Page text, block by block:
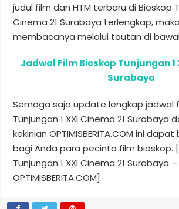
judul film dan HTM terbaru di Bioskop
Cinema 21 Surabaya terlengkap,
membacanya melalui tautan di
Jadwal Film Bioskop Tunjungan 1
Surabaya
Semoga saja update lengkap jadwal
Tunjungan 1 XXI Cinema 21 Surabaya
kekinian OPTIMISBERITA.COM ini
bagi Anda para pecinta film bioskop.
Tunjungan 1 XXI Cinema 21 Surabaya –
OPTIMISBERITA.COM]